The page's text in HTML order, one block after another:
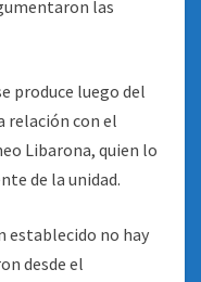
las
produce luego del
relación con el
Libarona, quien lo
de la unidad.
establecido no hay
desde el